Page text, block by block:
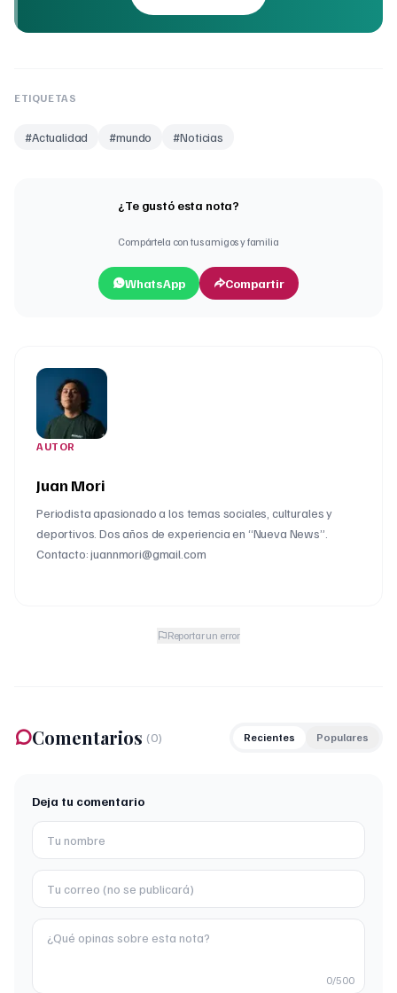
ETIQUETAS
#Actualidad #mundo #Noticias
¿Te gustó esta nota?
Compártela con tus amigos y familia
WhatsApp Compartir
AUTOR
Juan Mori
Periodista apasionado a los temas sociales, culturales y
deportivos. Dos años de experiencia en “Nueva News”.
Contacto: juannmori@gmail.com
Reportar un error
Comentarios (0) Recientes Populares
Deja tu comentario
0/500